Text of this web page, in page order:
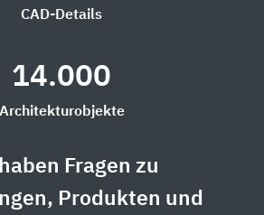
CAD-Details
14.000
Architekturobjekte
Fragen zu
Produkten und